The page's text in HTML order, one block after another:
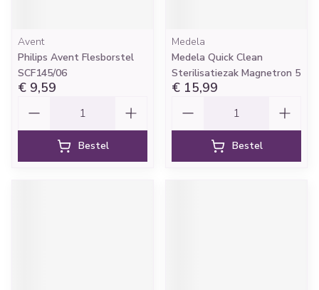
Avent
Philips Avent Flesborstel
SCF145/06
€ 9,59
Bestel
Medela
Medela Quick Clean
Sterilisatiezak Magnetron 5
€ 15,99
Bestel